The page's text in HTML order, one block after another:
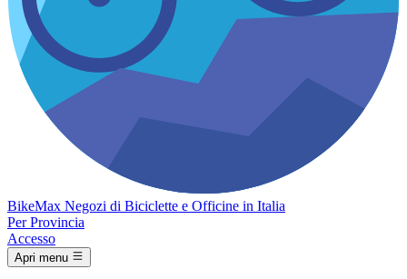
BikeMax Negozi di Biciclette e Officine in Italia
Per Provincia
Accesso
Apri menu